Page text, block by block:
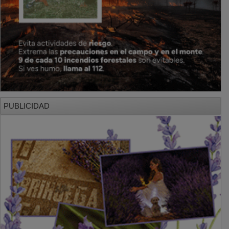
PUBLICIDAD